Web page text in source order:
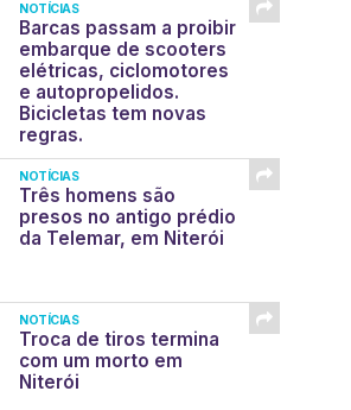
NOTÍCIAS
Barcas passam a proibir
embarque de scooters
elétricas, ciclomotores
e autopropelidos.
Bicicletas tem novas
regras.
NOTÍCIAS
Três homens são
presos no antigo prédio
da Telemar, em Niterói
NOTÍCIAS
Troca de tiros termina
com um morto em
Niterói